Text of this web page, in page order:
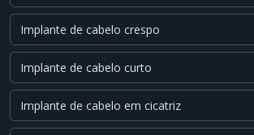
Implante de cabelo crespo
Implante de cabelo curto
Implante de cabelo em cicatriz